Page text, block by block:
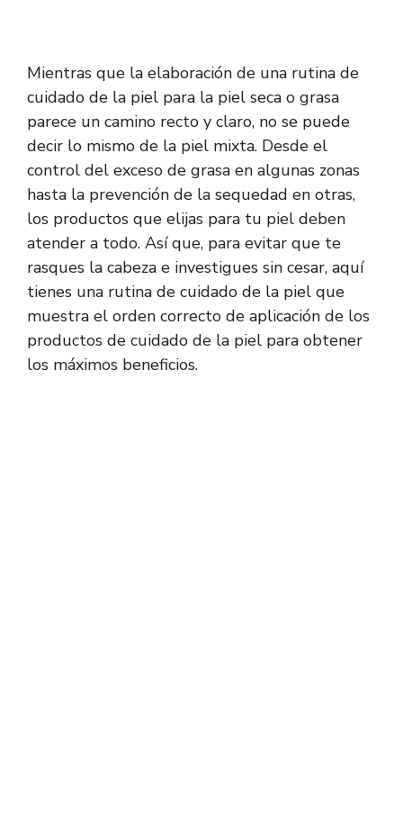
Mientras que la elaboración de una rutina de
cuidado de la piel para la piel seca o grasa
parece un camino recto y claro, no se puede
decir lo mismo de la piel mixta. Desde el
control del exceso de grasa en algunas zonas
hasta la prevención de la sequedad en otras,
los productos que elijas para tu piel deben
atender a todo. Así que, para evitar que te
rasques la cabeza e investigues sin cesar, aquí
tienes una rutina de cuidado de la piel que
muestra el orden correcto de aplicación de los
productos de cuidado de la piel para obtener
los máximos beneficios.